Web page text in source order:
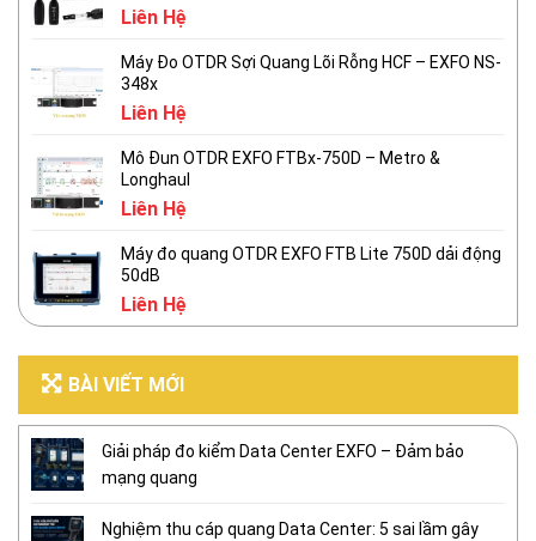
Liên Hệ
Máy Đo OTDR Sợi Quang Lõi Rỗng HCF – EXFO NS-
348x
Liên Hệ
Mô Đun OTDR EXFO FTBx-750D – Metro &
Longhaul
Liên Hệ
Máy đo quang OTDR EXFO FTB Lite 750D dải động
50dB
Liên Hệ
BÀI VIẾT MỚI
Giải pháp đo kiểm Data Center EXFO – Đảm bảo
mạng quang
Nghiệm thu cáp quang Data Center: 5 sai lầm gây